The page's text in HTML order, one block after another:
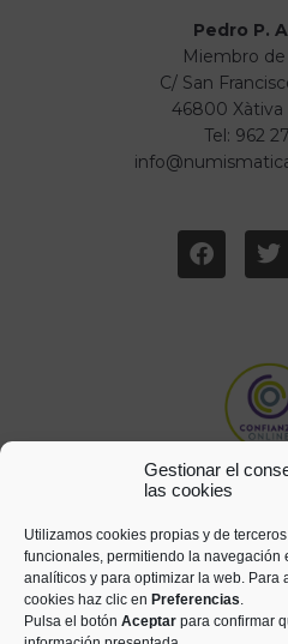
Gestionar el
las cookies
Utilizamos cookies propias y de
funcionales, permitiendo la navegación
analíticos y para optimizar la web. Para
cookies haz clic en Preferencias.
Pulsa el botón Aceptar para confirmar
Pedro P.
Miembro de
C/ San
46800 Xàtiva
Tel: 962